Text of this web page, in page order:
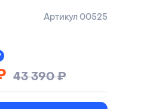
Артикул 00525
43 390₽